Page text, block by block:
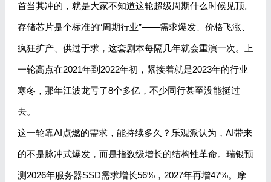
首当其冲的，就是大家不知道这轮超级周期什么时候见顶。
存储芯片是个标准的“周期行业”——需求爆发、价格飞涨、
疯狂扩产、供过于求，这套剧本每隔几年就会重演一次。上
一轮高点在2021年到2022年初，紧接着就是2023年的行业
寒冬，那年江波龙亏了8个多亿，不少同行甚至没能挺过
去。
这一轮靠AI点燃的需求，能持续多久？乐观派认为，AI带来
的不是脉冲式爆发，而是指数级增长的结构性革命。瑞银预
测2026年服务器SSD需求增长56%，2027年再增47%。摩